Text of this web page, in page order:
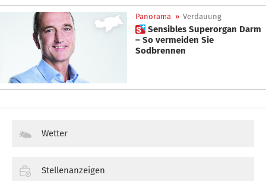
Panorama » Verdauung
 Sensibles Superorgan Darm
– So vermeiden Sie
Sodbrennen
Wetter
Stellenanzeigen